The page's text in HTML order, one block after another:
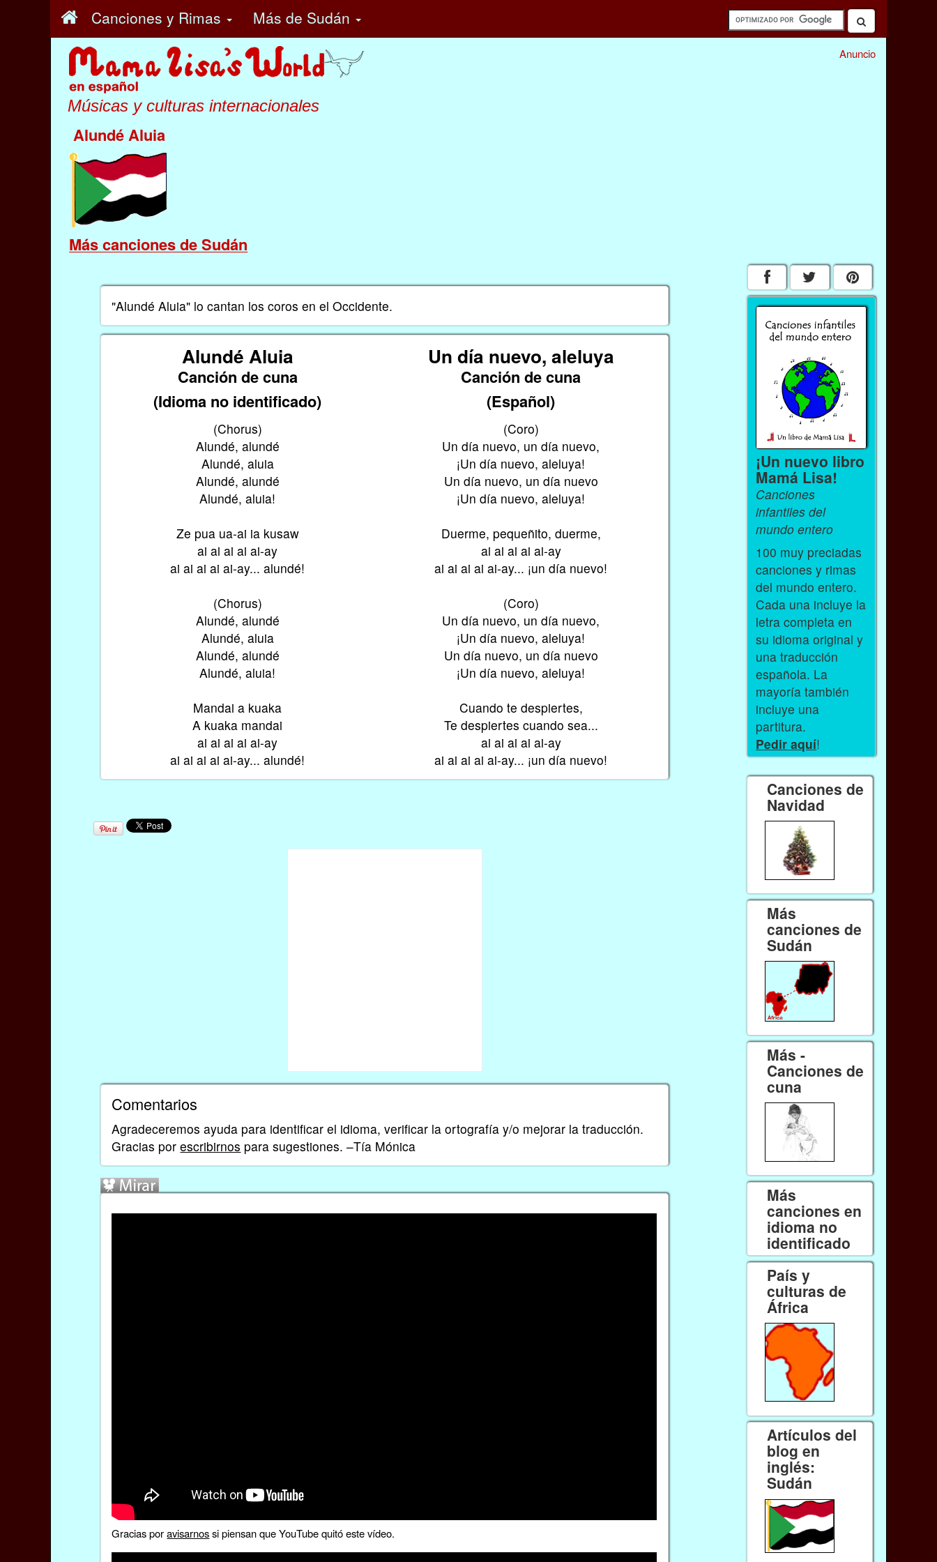
Canciones y Rimas Más de Sudán
Músicas y culturas internacionales
Alundé Aluia
Más canciones de Sudán
Anuncio
"Alundé Aluia" lo cantan los coros en el Occidente.
Alundé Aluia Un día nuevo, aleluya
Canción de cuna
Canción de cuna
(Idioma no identificado)
(Español)
(Chorus)
Alundé, alundé
Alundé, aluia
Alundé, alundé
Alundé, aluia!
Ze pua ua-ai ia kusaw
ai ai ai ai ai-ay
ai ai ai ai ai-ay... alundé!
(Chorus)
Alundé, alundé
Alundé, aluia
Alundé, alundé
Alundé, aluia!
Mandai a kuaka
A kuaka mandai
ai ai ai ai ai-ay
ai ai ai ai ai-ay... alundé!
(Coro)
Un día nuevo, un día nuevo,
¡Un día nuevo, aleluya!
Un día nuevo, un día nuevo
¡Un día nuevo, aleluya!
Duerme, pequeñito, duerme,
ai ai ai ai ai-ay
ai ai ai ai ai-ay... ¡un día nuevo!
(Coro)
Un día nuevo, un día nuevo,
¡Un día nuevo, aleluya!
Un día nuevo, un día nuevo
¡Un día nuevo, aleluya!
Cuando te despiertes,
Te despiertes cuando sea...
ai ai ai ai ai-ay
ai ai ai ai ai-ay... ¡un día nuevo!
Comentarios
Agradeceremos ayuda para identificar el idioma, verificar la ortografía y/o mejorar la traducción.
Gracias porescribirnos para sugestiones. –Tía Mónica
Gracias poravisarnossi piensan que YouTube quitó este vídeo.
¡Un nuevo libro
Mamá Lisa!
Canciones
infantiles del
mundo entero
100 muy preciadas
canciones y rimas
del mundo entero.
Cada una incluye la
letra completa en
su idioma original y
una traducción
española. La
mayoría también
incluye una
partitura.
Pedir aquí!
Canciones de
Navidad
Más
canciones de
Sudán
Más -
Canciones de
cuna
Más
canciones en
idioma no
identificado
País y
culturas de
África
Artículos del
blog en
inglés:
Sudán